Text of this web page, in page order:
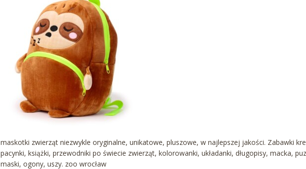
maskotki zwierząt niezwykle oryginalne, unikatowe, pluszowe, w najlepszej jakości. Zabawki
pacynki, książki, przewodniki po świecie zwierząt, kolorowanki, układanki, długopisy, macka,
maski, ogony, uszy. zoo wrocław